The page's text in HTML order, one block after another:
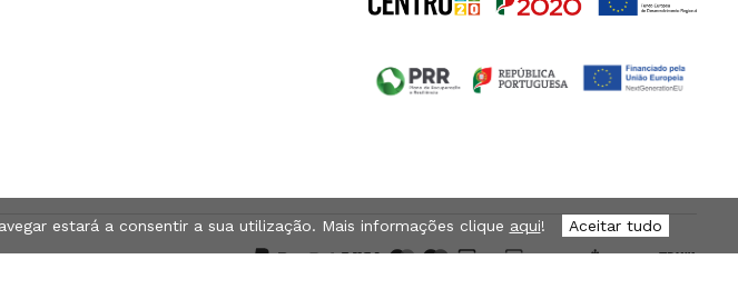
estará a consentir a sua utilização. Mais informações clique aqui! Aceitar tudo